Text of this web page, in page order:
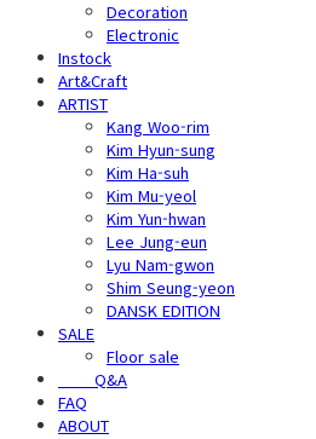
Decoration
Electronic
Instock
Art&Craft
ARTIST
Kang Woo-rim
Kim Hyun-sung
Kim Ha-suh
Kim Mu-yeol
Kim Yun-hwan
Lee Jung-eun
Lyu Nam-gwon
Shim Seung-yeon
DANSK EDITION
SALE
Floor sale
⠀⠀⠀Q&A
FAQ
ABOUT